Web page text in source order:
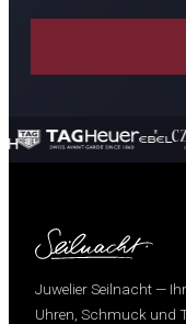
Juwelier Seilnacht —
Uhren, Schmuck und